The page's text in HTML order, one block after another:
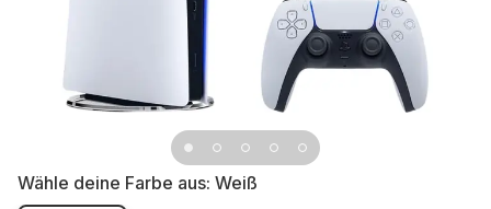
Wähle deine Farbe aus: Weiß